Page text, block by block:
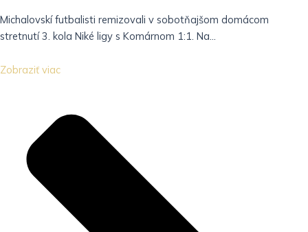
Michalovskí futbalisti remizovali v sobotňajšom domácom
stretnutí 3. kola Niké ligy s Komárnom 1:1. Na...
Zobraziť viac